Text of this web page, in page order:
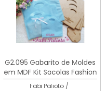
G2.095 Gabarito de Moldes
em MDF Kit Sacolas Fashion
TNT
Fabi Palioto /